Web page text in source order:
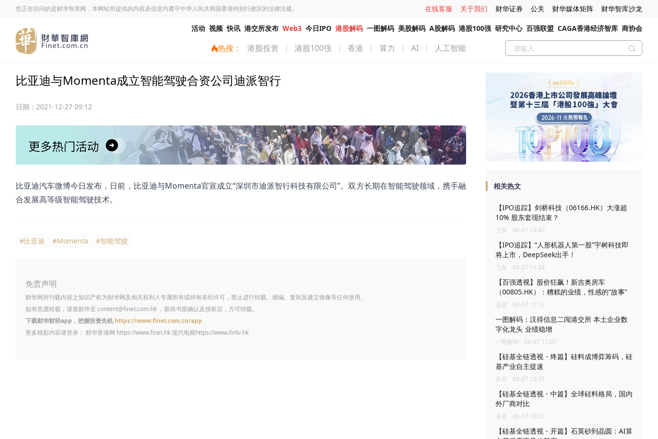
您正在访问的是财华智库网，本网站所提供的内容及信息均遵守中华人民共和国香港特别行政区的法律法规。 在线客服 关于我们 财华证券 公关 财华媒体矩阵 财华智库沙龙
活动 视频 快讯 港交所发布 Web3 今日IPO 港股解码 一图解码 美股解码 A股解码 港股100强 研究中心 百强联盟 CAGA香港经济智库 商协会
热搜： 港股投资 | 港股100强 | 香港 | 算力 | AI | 人工智能
比亚迪与Momenta成立智能驾驶合资公司迪派智行
日期： 2021-12-27 09:12
比亚迪汽车微博今日发布，日前，比亚迪与Momenta官宣成立“深圳市迪派智行科技有限公司”。双方长期在智能驾驶领域，携手融
合发展高等级智能驾驶技术。
#比亚迪 #Momenta #智能驾驶
免责声明
财华网所刊载内容之知识产权为财华网及相关权利人专属所有或持有未经许可，禁止进行转载、摘编、复制及建立镜像等任何使用。
如有意愿转载，请发邮件至 content@finet.com.hk ，获得书面确认及授权后，方可转载。
下载财华财经app，把握投资先机 https://www.finet.com.cn/app
更多精彩内容请登录： 财华香港网 https://www.finet.hk现代电视https://www.fintv.hk
相关热文
【IPO追踪】剑桥科技（06166.HK）大涨超
10% 股东套现结束？
飞鱼 08-07 13:43
【IPO追踪】“人形机器人第一股”宇树科技即
将上市，DeepSeek出手！
飞鱼 08-07 11:34
【百强透视】股价狂飙！新吉奥房车
（00805.HK）：糟糕的业绩，性感的“故事”
遥远 08-07 11:13
一图解码：汉得信息二闯港交所 本土企业数
字化龙头 业绩稳增
一图解码 08-07 11:07
【硅基全链透视・终篇】硅料成博弈筹码，硅
基产业自主提速
吴言 08-07 10:37
【硅基全链透视・中篇】全球硅料格局，国内
外厂商对比
吴言 08-07 10:21
【硅基全链透视・开篇】石英砂到晶圆：AI算